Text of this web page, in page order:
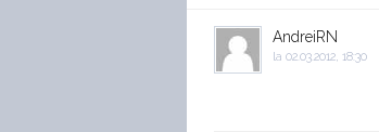
AndreiRN
la 02.03.2012, 18:30